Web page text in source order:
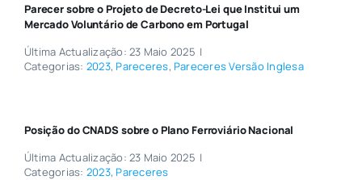
Parecer sobre o Projeto de Decreto-Lei que Institui um
Mercado Voluntário de Carbono em Portugal
Última Actualização: 23 Maio 2025 |
Categorias: 2023,Pareceres, Pareceres Versão Inglesa
Posição do CNADS sobre o Plano Ferroviário Nacional
Última Actualização: 23 Maio 2025 |
Categorias: 2023,Pareceres